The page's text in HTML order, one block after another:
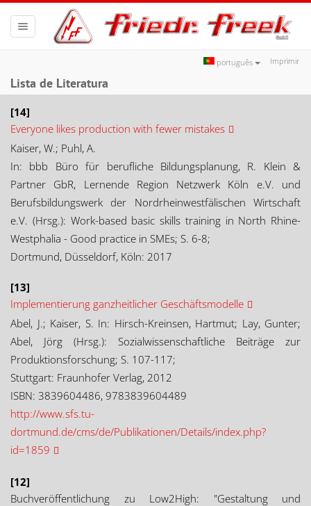
Imprimir
português
Toggle
navigation
Lista de Literatura
[14]
Everyone likes production with fewer mistakes
Kaiser, W.; Puhl, A.
In: bbb Büro für berufliche Bildungsplanung, R. Klein &
Partner GbR, Lernende Region Netzwerk Köln e.V. und
Berufsbildungswerk der Nordrheinwestfälischen Wirtschaft
e.V. (Hrsg.): Work-based basic skills training in North Rhine-
Westphalia - Good practice in SMEs; S. 6-8;
Dortmund, Düsseldorf, Köln: 2017
[13]
Implementierung ganzheitlicher Geschäftsmodelle
Abel, J.; Kaiser, S. In: Hirsch-Kreinsen, Hartmut; Lay, Gunter;
Abel, Jörg (Hrsg.): Sozialwissenschaftliche Beiträge zur
Produktionsforschung; S. 107-117;
Stuttgart: Fraunhofer Verlag, 2012
ISBN: 3839604486, 9783839604489
http://www.sfs.tu-
dortmund.de/cms/de/Publikationen/Details/index.php?
id=1859
[12]
Buchveröffentlichung zu Low2High: "Gestaltung und